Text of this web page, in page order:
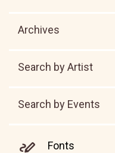
Archives
Search by Artist
Search by Events
Fonts